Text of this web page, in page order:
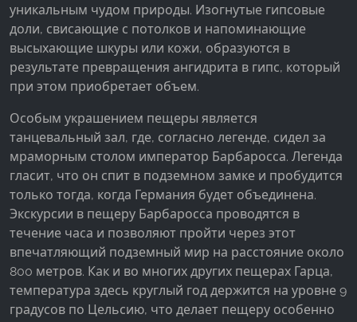
уникальным чудом природы. Изогнутые гипсовые
доли, свисающие с потолков и напоминающие
высыхающие шкуры или кожи, образуются в
результате превращения ангидрита в гипс, который
при этом приобретает объем.
Особым украшением пещеры является
танцевальный зал, где, согласно легенде, сидел за
мраморным столом император Барбаросса. Легенда
гласит, что он спит в подземном замке и пробудится
только тогда, когда Германия будет объединена.
Экскурсии в пещеру Барбаросса проводятся в
течение часа и позволяют пройти через этот
впечатляющий подземный мир на расстояние около
800 метров. Как и во многих других пещерах Гарца,
температура здесь круглый год держится на уровне 9
градусов по Цельсию, что делает пещеру особенно